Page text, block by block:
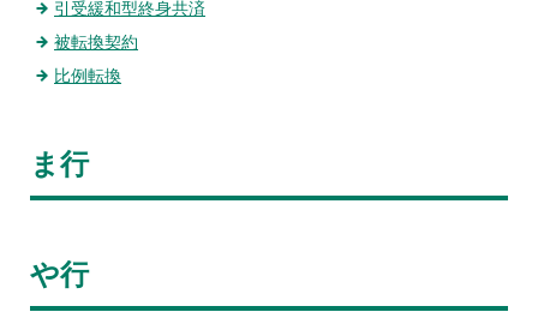
引受緩和型終身共済
被転換契約
比例転換
ま行
や行